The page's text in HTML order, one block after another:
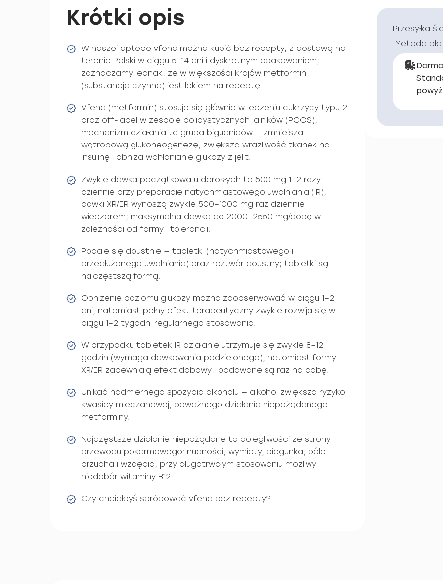
Krótki opis
W naszej aptece vfend można kupić bez recepty, z dostawą na
terenie Polski w ciągu 5–14 dni i dyskretnym opakowaniem;
zaznaczamy jednak, że w większości krajów metformin
(substancja czynna) jest lekiem na receptę.
Vfend (metformin) stosuje się głównie w leczeniu cukrzycy typu 2
oraz off-label w zespole policystycznych jajników (PCOS);
mechanizm działania to grupa biguanidów — zmniejsza
wątrobową glukoneogenezę, zwiększa wrażliwość tkanek na
insulinę i obniża wchłanianie glukozy z jelit.
Zwykle dawka początkowa u dorosłych to 500 mg 1–2 razy
dziennie przy preparacie natychmiastowego uwalniania (IR);
dawki XR/ER wynoszą zwykle 500–1000 mg raz dziennie
wieczorem; maksymalna dawka do 2000–2550 mg/dobę w
zależności od formy i tolerancji.
Podaje się doustnie — tabletki (natychmiastowego i
przedłużonego uwalniania) oraz roztwór doustny; tabletki są
najczęstszą formą.
Obniżenie poziomu glukozy można zaobserwować w ciągu 1–2
dni, natomiast pełny efekt terapeutyczny zwykle rozwija się w
ciągu 1–2 tygodni regularnego stosowania.
W przypadku tabletek IR działanie utrzymuje się zwykle 8–12
godzin (wymaga dawkowania podzielonego), natomiast formy
XR/ER zapewniają efekt dobowy i podawane są raz na dobę.
Unikać nadmiernego spożycia alkoholu — alkohol zwiększa ryzyko
kwasicy mleczanowej, poważnego działania niepożądanego
metforminy.
Najczęstsze działanie niepożądane to dolegliwości ze strony
przewodu pokarmowego: nudności, wymioty, biegunka, bóle
brzucha i wzdęcia; przy długotrwałym stosowaniu możliwy
niedobór witaminy B12.
Czy chciałbyś spróbować vfend bez recepty?
Przesyłka
Metoda